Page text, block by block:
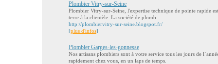
Plombier Vitry-sur-Seine
Plombier Vitry-sur-Seine, l'expertise technique de pointe rapide
terre à la clientèle. La société de plomb...
http://plombiervitry-sur-seine.blogspot.fr/
[plus d'infos]
Plombier Garges-les-gonnesse
Nos artisans plombiers sont à votre service tous les jours de
rapidement chez vous, en un laps de temps.